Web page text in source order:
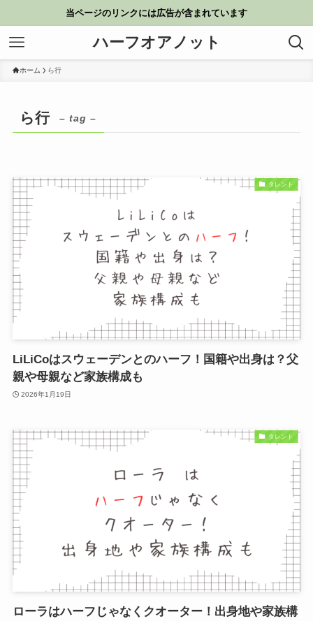
当ページのリンクには広告が含まれています
ハーフオアノット
ホーム ら行
ら行 – tag –
タレント
LiLiCoはスウェーデンとのハーフ！国籍や出身は？父
親や母親など家族構成も
2026年1月19日
タレント
ローラはハーフじゃなくクオーター！出身地や家族構